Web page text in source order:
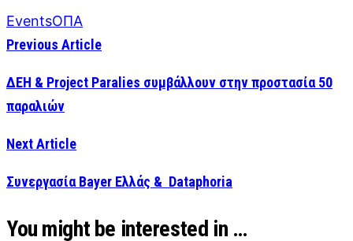
EventsΟΠΑ
Previous Article
ΔΕΗ & Project Paralies συμβάλλουν στην προστασία 50
παραλιών
Next Article
Συνεργασία Bayer Ελλάς & Dataphoria
You might be interested in …